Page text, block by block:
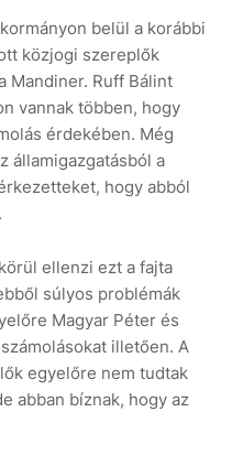
belül a korábbi
közjogi szereplők
Mandiner. Ruff Bálint
vannak többen, hogy
érdekében. Még
államigazgatásból a
hogy abból
ellenzi ezt a fajta
súlyos problémák
Magyar Péter és
illetően. A
egyelőre nem tudtak
abban bíznak, hogy az